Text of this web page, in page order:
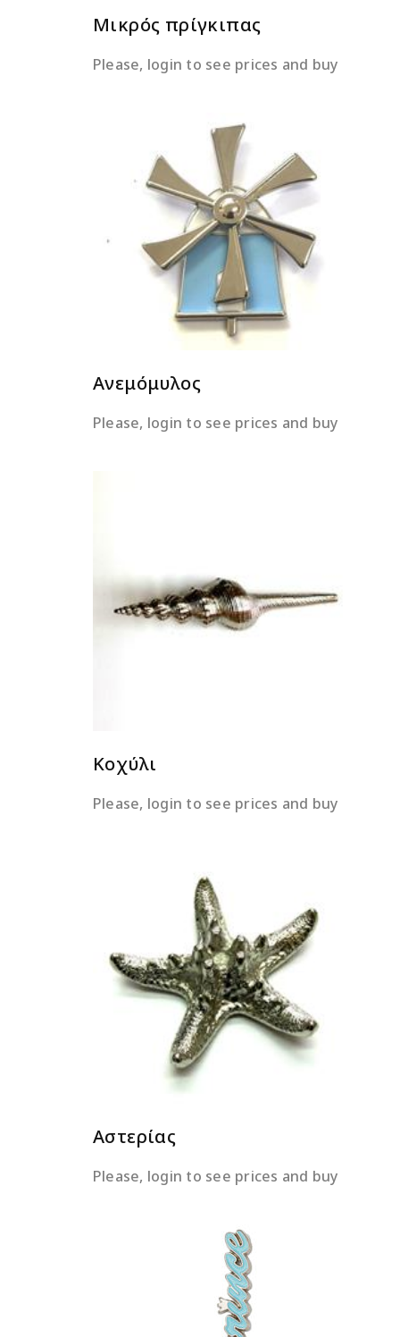
Μικρός πρίγκιπας
Please, login to see prices and buy
ΔΙΑΒΆΣΤΕ ΠΕΡΙΣΣΌΤΕΡΑ
Ανεμόμυλος
Please, login to see prices and buy
ΔΙΑΒΆΣΤΕ ΠΕΡΙΣΣΌΤΕΡΑ
Κοχύλι
Please, login to see prices and buy
ΔΙΑΒΆΣΤΕ ΠΕΡΙΣΣΌΤΕΡΑ
Αστερίας
Please, login to see prices and buy